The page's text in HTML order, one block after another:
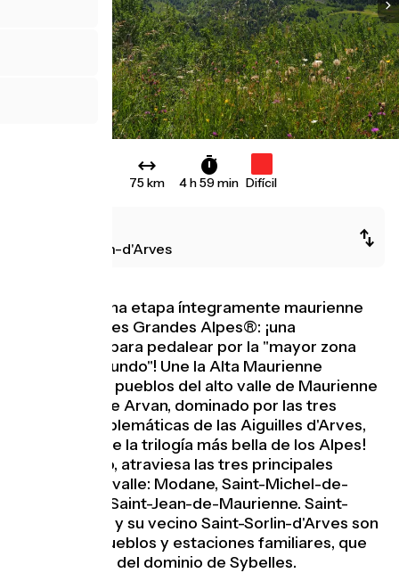
75 km 4 h 59 min Difícil
Saint-Jean-d'Arves
Se trata de una etapa íntegramente maurienne
de la Route des Grandes Alpes®: ¡una
oportunidad para pedalear por la "mayor zona
ciclista del mundo"! Une la Alta Maurienne
Vanoise y los pueblos del alto valle de Maurienne
con el valle de Arvan, dominado por las tres
cumbres emblemáticas de las Aiguilles d'Arves,
¡posiblemente la trilogía más bella de los Alpes!
Por el camino, atraviesa las tres principales
ciudades del valle: Modane, Saint-Michel-de-
Maurienne y Saint-Jean-de-Maurienne. Saint-
Jean-d'Arves y su vecino Saint-Sorlin-d'Arves son
auténticos pueblos y estaciones familiares, que
forman parte del dominio de Sybelles.